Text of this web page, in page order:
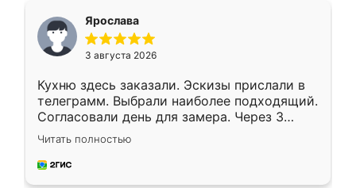
Ярослава
3 августа 2026
Кухню здесь заказали. Эскизы прислали в
телеграмм. Выбрали наиболее подходящий.
Согласовали день для замера. Через 3
недели кухня была уже готова. Остались
довольны работой. Спасибо Ренессанс
мебель за качественную работу!
Читать полностью